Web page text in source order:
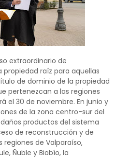
extraordinario de
raíz para aquellas
de dominio de la propiedad
pertenezcan a las regiones
el 30 de noviembre. En junio y
de la zona centro-sur del
productos del sistema
de reconstrucción y de
de Valparaíso,
Ñuble y Biobío, la